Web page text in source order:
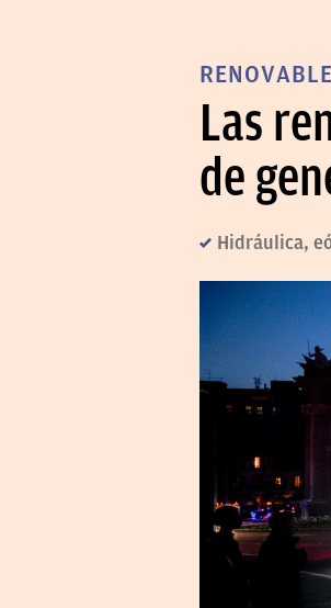
Las
de
Hidráulica,